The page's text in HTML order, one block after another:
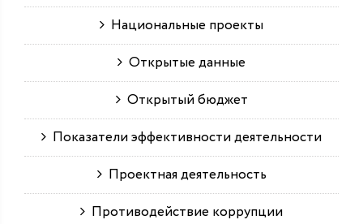
Национальные проекты
Открытые данные
Открытый бюджет
Показатели эффективности деятельности
Проектная деятельность
Противодействие коррупции